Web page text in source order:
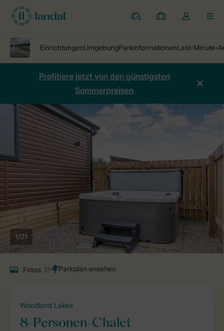
Ferienparks
Meine
Dropdown-
öffnen
Profitiere jetzt von den günstigsten
Sommerpreisen
1/21
Fotos 21
Woodland Lakes
8-Personen-Chalet